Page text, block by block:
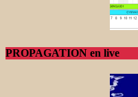
PROPAGATION en live